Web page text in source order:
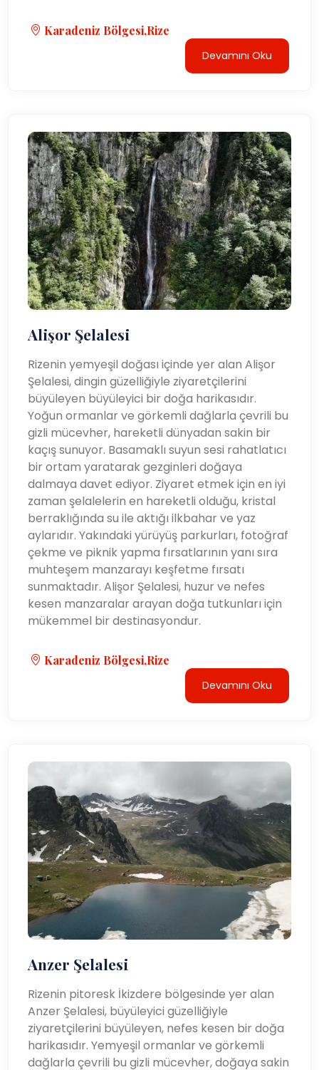
Karadeniz Bölgesi,Rize
Devamını Oku
Alişor Şelalesi
Rizenin yemyeşil doğası içinde yer alan Alişor
Şelalesi, dingin güzelliğiyle ziyaretçilerini
büyüleyen büyüleyici bir doğa harikasıdır.
Yoğun ormanlar ve görkemli dağlarla çevrili bu
gizli mücevher, hareketli dünyadan sakin bir
kaçış sunuyor. Basamaklı suyun sesi rahatlatıcı
bir ortam yaratarak gezginleri doğaya
dalmaya davet ediyor. Ziyaret etmek için en iyi
zaman şelalelerin en hareketli olduğu, kristal
berraklığında su ile aktığı ilkbahar ve yaz
aylarıdır. Yakındaki yürüyüş parkurları, fotoğraf
çekme ve piknik yapma fırsatlarının yanı sıra
muhteşem manzarayı keşfetme fırsatı
sunmaktadır. Alişor Şelalesi, huzur ve nefes
kesen manzaralar arayan doğa tutkunları için
mükemmel bir destinasyondur.
Karadeniz Bölgesi,Rize
Devamını Oku
Anzer Şelalesi
Rizenin pitoresk İkizdere bölgesinde yer alan
Anzer Şelalesi, büyüleyici güzelliğiyle
ziyaretçilerini büyüleyen, nefes kesen bir doğa
harikasıdır. Yemyeşil ormanlar ve görkemli
dağlarla çevrili bu gizli mücevher, doğaya sakin